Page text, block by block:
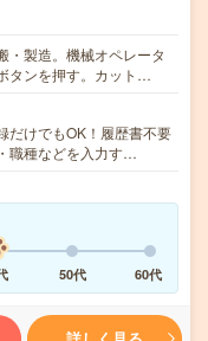
・製造。機械オペレータ
タンを押す。カット…
けでもOK！履歴書不要
職種などを入力す…
50代 60代